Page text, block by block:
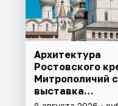
Архитектура
Ростовского
Митрополичий
выставка
"Митрополичье